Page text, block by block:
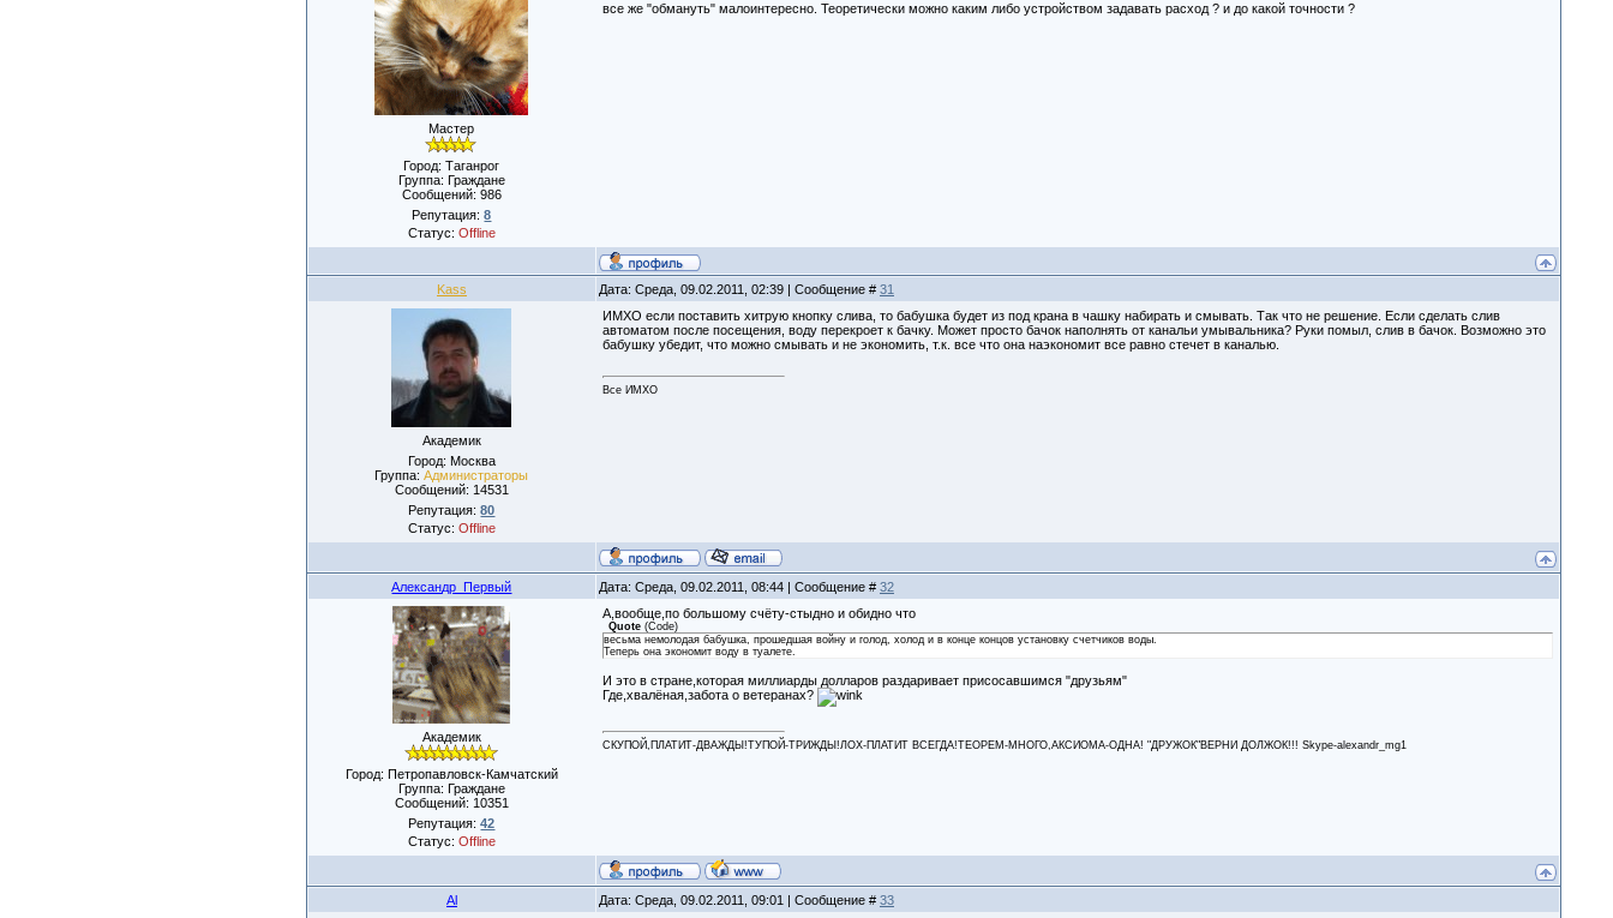
Мастер
Город: Таганрог
Группа: Граждане
Сообщений: 986
Репутация:8
Статус: Offline
все же "обмануть" малоинтересно. Теоретически можно каким либо устройством задавать расход ? и до какой точности ?
Kass Дата: Среда, 09.02.2011, 02:39 | Сообщение # 31
Академик
Город: Москва
Группа:Администраторы
Сообщений: 14531
Репутация:80
Статус: Offline
ИМХО если поставить хитрую кнопку слива, то бабушка будет из под крана в чашку набирать и смывать. Так что не решение. Если сделать слив
автоматом после посещения, воду перекроет к бачку. Может просто бачок наполнять от канальи умывальника? Руки помыл, слив в бачок. Возможно это
бабушку убедит, что можно смывать и не экономить, т.к. все что она наэкономит все равно стечет в каналью.
Все ИМХО
Александр_Первый Дата: Среда, 09.02.2011, 08:44 | Сообщение # 32
Академик
Город: Петропавловск-Камчатский
Группа: Граждане
Сообщений: 10351
Репутация:42
Статус: Offline
А,вообще,по большому счёту-стыдно и обидно что
Quote(Code)
весьма немолодая бабушка, прошедшая войну и голод, холод и в конце концов установку счетчиков воды.
Теперь она экономит воду в туалете.
И это в стране,которая миллиарды долларов раздаривает присосавшимся "друзьям"
Где,хвалёная,забота о ветеранах?
СКУПОЙ,ПЛАТИТ-ДВАЖДЫ!ТУПОЙ-ТРИЖДЫ!ЛОХ-ПЛАТИТ ВСЕГДА!ТЕОРЕМ-МНОГО,АКСИОМА-ОДНА! "ДРУЖОК"ВЕРНИ ДОЛЖОК!!! Skype-alexandr_mg1
Al Дата: Среда, 09.02.2011, 09:01 | Сообщение # 33